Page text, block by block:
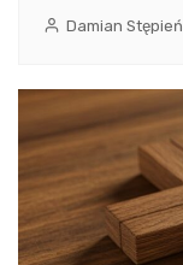
Damian Stępień